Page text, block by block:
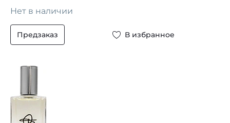
Нет в наличии
Предзаказ В избранное